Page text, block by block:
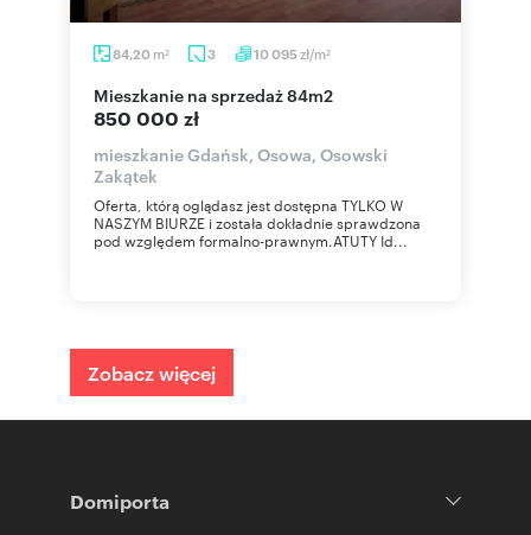
84,20 m2 3 10 095 zł/m2
mieszkanie na sprzedaż 84m2
850 000 zł
mieszkanie Gdańsk, Osowa, Osowski
Zakątek
Oferta, którą oglądasz jest dostępna TYLKO W
NASZYM BIURZE i została dokładnie sprawdzona
pod względem formalno-prawnym.ATUTY Id...
Zobacz więcej
Domiporta